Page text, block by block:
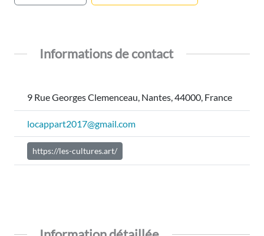
Informations de contact
9 Rue Georges Clemenceau, Nantes, 44000, France
locappart2017@gmail.com
https://les-cultures.art/